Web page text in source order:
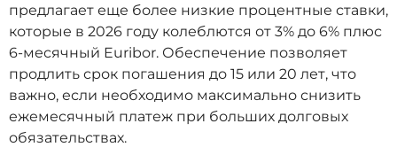
предлагает еще более низкие процентные ставки,
которые в 2026 году колеблются от 3% до 6% плюс
6-месячный Euribor. Обеспечение позволяет
продлить срок погашения до 15 или 20 лет, что
важно, если необходимо максимально снизить
ежемесячный платеж при больших долговых
обязательствах.